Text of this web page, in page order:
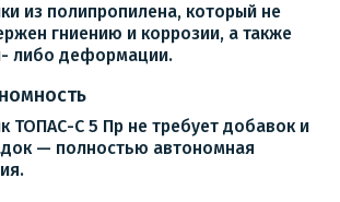
из полипропилена, который не
гниению и коррозии, а также
либо деформации.
ТОПАС-С 5 Пр не требует добавок и
— полностью автономная